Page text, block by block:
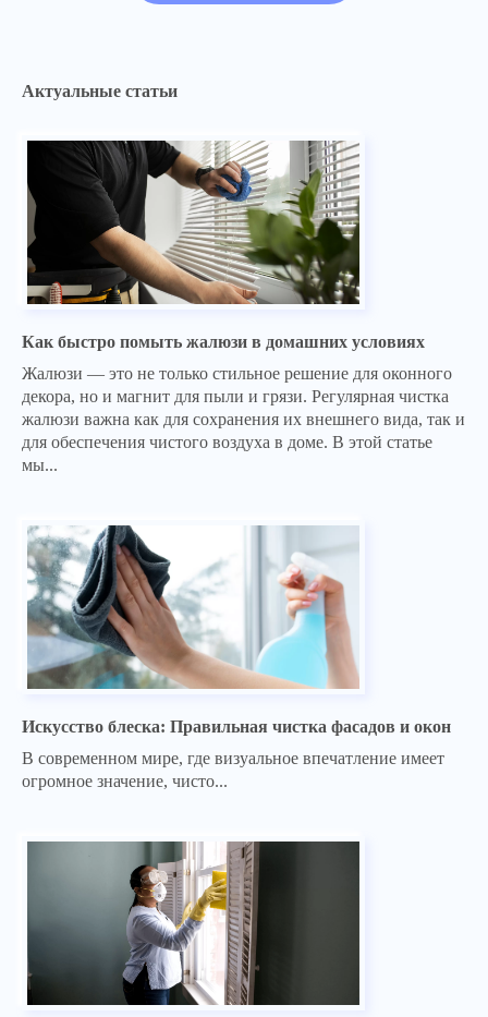
Актуальные статьи
Как быстро помыть жалюзи в домашних условиях
Жалюзи — это не только стильное решение для оконного
декора, но и магнит для пыли и грязи. Регулярная чистка
жалюзи важна как для сохранения их внешнего вида, так и
для обеспечения чистого воздуха в доме. В этой статье
мы...
Искусство блеска: Правильная чистка фасадов и окон
В современном мире, где визуальное впечатление имеет
огромное значение, чисто...